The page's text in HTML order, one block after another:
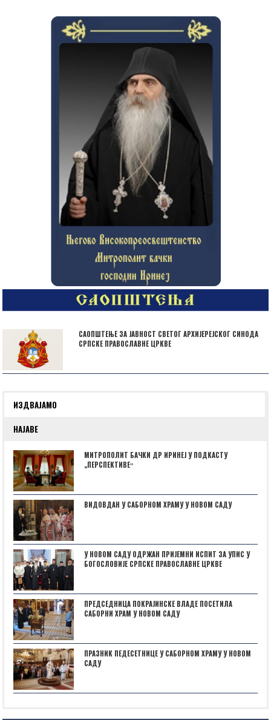
САОПШТЕЊЕ ЗА ЈАВНОСТ СВЕТОГ АРХИЈЕРЕЈСКОГ СИНОДА
СРПСКЕ ПРАВОСЛАВНЕ ЦРКВЕ
ИЗДВАЈАМО
НАЈАВЕ
МИТРОПОЛИТ БАЧКИ ДР ИРИНЕЈ У ПОДКАСТУ
„ПЕРСПЕКТИВЕˮ
ВИДОВДАН У САБОРНОМ ХРАМУ У НОВОМ САДУ
У НОВОМ САДУ ОДРЖАН ПРИЈЕМНИ ИСПИТ ЗА УПИС У
БОГОСЛОВИЈЕ СРПСКЕ ПРАВОСЛАВНЕ ЦРКВЕ
ПРЕДСЕДНИЦА ПОКРАЈИНСКЕ ВЛАДЕ ПОСЕТИЛА
САБОРНИ ХРАМ У НОВОМ САДУ
ПРАЗНИК ПЕДЕСЕТНИЦЕ У САБОРНОМ ХРАМУ У НОВОМ
САДУ